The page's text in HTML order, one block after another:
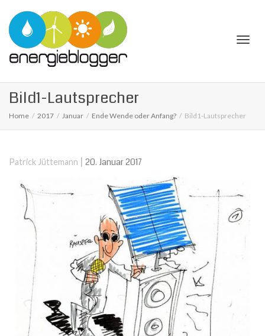
Bild1-Lautsprecher
Home 2017 Januar Ende Wende oder Anfang? Bild1-Lautsprecher
Patrick Jüttemann | 20. Januar 2017